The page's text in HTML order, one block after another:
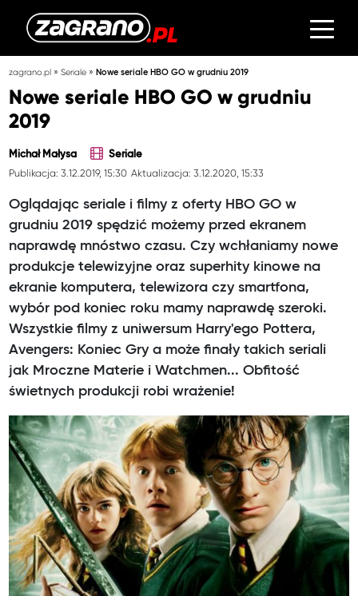
zagrano.pl »Seriale »Nowe seriale HBO GO w grudniu 2019
Nowe seriale HBO GO w grudniu
2019
Michał Małysa Seriale
Publikacja: 3.12.2019, 15:30 Aktualizacja: 3.12.2020, 15:33
Oglądając seriale i filmy z oferty HBO GO w
grudniu 2019 spędzić możemy przed ekranem
naprawdę mnóstwo czasu. Czy wchłaniamy nowe
produkcje telewizyjne oraz superhity kinowe na
ekranie komputera, telewizora czy smartfona,
wybór pod koniec roku mamy naprawdę szeroki.
Wszystkie filmy z uniwersum Harry'ego Pottera,
Avengers: Koniec Gry a może finały takich seriali
jak Mroczne Materie i Watchmen... Obfitość
świetnych produkcji robi wrażenie!